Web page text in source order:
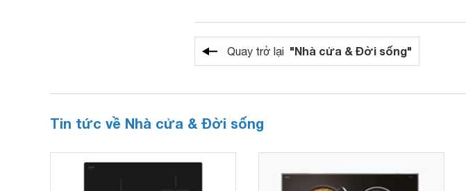
Quay trở lại "Nhà cửa & Đời sống"
Tin tức về Nhà cửa & Đời sống